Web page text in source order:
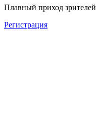
Плавный приход зрителей
Регистрация